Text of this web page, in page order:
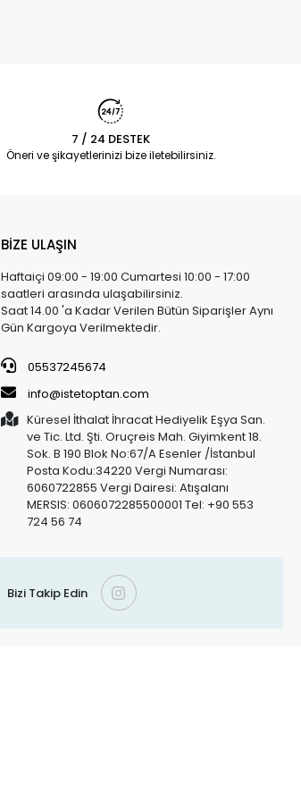
7 / 24 DESTEK
Öneri ve şikayetlerinizi bize iletebilirsiniz.
BİZE ULAŞIN
Haftaiçi 09:00 - 19:00 Cumartesi 10:00 - 17:00
saatleri arasında ulaşabilirsiniz.
Saat 14.00 'a Kadar Verilen Bütün Siparişler Aynı
Gün Kargoya Verilmektedir.
05537245674
info@istetoptan.com
Küresel İthalat İhracat Hediyelik Eşya San.
ve Tic. Ltd. Şti. Oruçreis Mah. Giyimkent 18.
Sok. B 190 Blok No:67/A Esenler /İstanbul
Posta Kodu:34220 Vergi Numarası:
6060722855 Vergi Dairesi: Atışalanı
MERSIS: 0606072285500001 Tel: +90 553
724 56 74
Bizi Takip Edin